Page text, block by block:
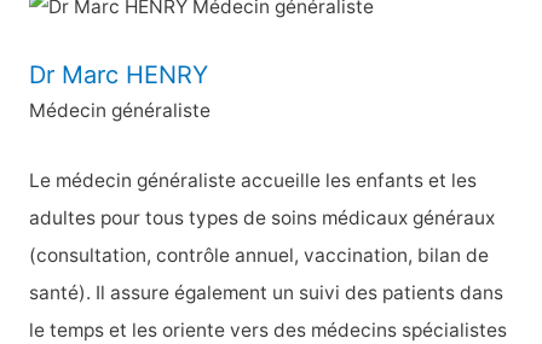
e
r
h
e
r
:
Dr Marc HENRY
Médecin généraliste
Le médecin généraliste accueille les enfants et les
adultes pour tous types de soins médicaux généraux
(consultation, contrôle annuel, vaccination, bilan de
santé). Il assure également un suivi des patients dans
le temps et les oriente vers des médecins spécialistes